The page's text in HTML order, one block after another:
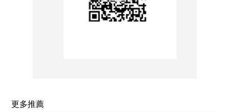
更多推薦